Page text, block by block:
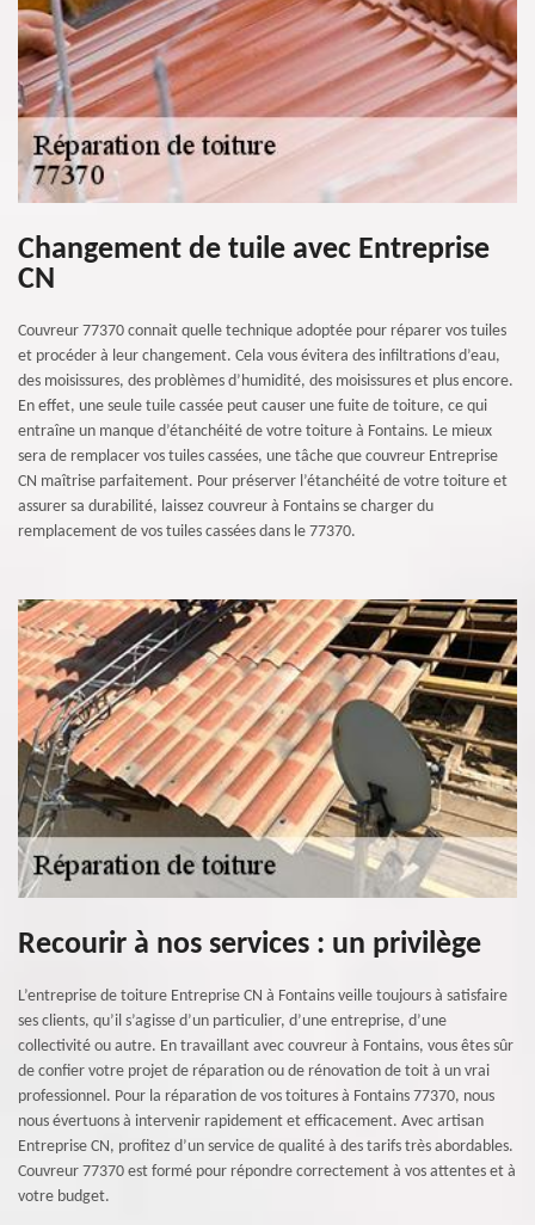
Changement de tuile avec Entreprise
CN
Couvreur 77370 connait quelle technique adoptée pour réparer vos tuiles
et procéder à leur changement. Cela vous évitera des infiltrations d’eau,
des moisissures, des problèmes d’humidité, des moisissures et plus encore.
En effet, une seule tuile cassée peut causer une fuite de toiture, ce qui
entraîne un manque d’étanchéité de votre toiture à Fontains. Le mieux
sera de remplacer vos tuiles cassées, une tâche que couvreur Entreprise
CN maîtrise parfaitement. Pour préserver l’étanchéité de votre toiture et
assurer sa durabilité, laissez couvreur à Fontains se charger du
remplacement de vos tuiles cassées dans le 77370.
Recourir à nos services : un privilège
L’entreprise de toiture Entreprise CN à Fontains veille toujours à satisfaire
ses clients, qu’il s’agisse d’un particulier, d’une entreprise, d’une
collectivité ou autre. En travaillant avec couvreur à Fontains, vous êtes sûr
de confier votre projet de réparation ou de rénovation de toit à un vrai
professionnel. Pour la réparation de vos toitures à Fontains 77370, nous
nous évertuons à intervenir rapidement et efficacement. Avec artisan
Entreprise CN, profitez d’un service de qualité à des tarifs très abordables.
Couvreur 77370 est formé pour répondre correctement à vos attentes et à
votre budget.